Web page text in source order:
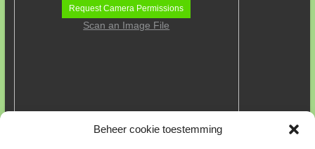
Beheer cookie toestemming
Request Camera Permissions
Scan an Image File